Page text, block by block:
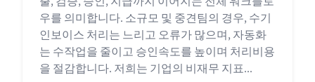
우를 의미합니다. 소규모 및 중견팀의 경우, 수기
인보이스 처리는 느리고 오류가 많으며, 자동화
는 수작업을 줄이고 승인속도를 높이며 처리비용
을 절감합니다. 저희는 기업의 비재무 지표...